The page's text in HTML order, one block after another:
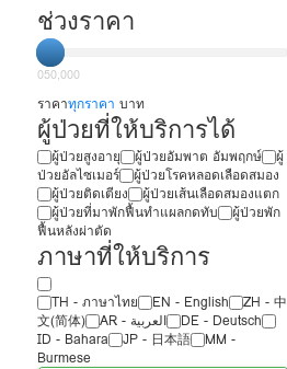
ช่วงราคา
050,000
ราคาทุกราคา บาท
ผู้ป่วยที่ให้บริการได้
ผู้ป่วยสูงอายุ ผู้ป่วยอัมพาต อัมพฤกษ์
ผู้
ป่วยอัลไซเมอร์
ผู้ป่วยโรคหลอดเลือดสมอง
ผู้ป่วยติดเตียง
ผู้ป่วยเส้นเลือดสมองแตก
ผู้ป่วยที่มาพักฟื้นทำแผลกดทับ
ผู้ป่วยพัก
ฟื้นหลังผ่าตัด
ภาษาที่ให้บริการ
TH - ‏ภาษาไทย EN - English
ZH - 中
文(简体)
‏AR - ‏العربية‏
DE - Deutsch
ID - Bahara
JP - 日本語
MM -
Burmese